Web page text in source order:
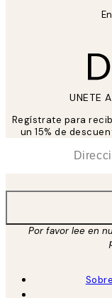
UNETE
Regístrate para
un 15% de
Por favor lee en